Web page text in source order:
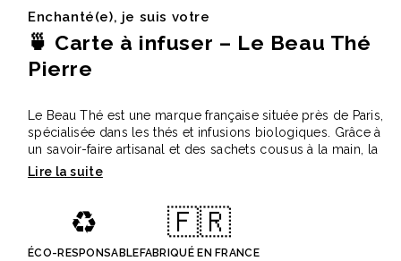
Enchanté(e), je suis votre
🍵 Carte à infuser – Le Beau Thé
Pierre
Le Beau Thé est une marque française située près de Paris,
spécialisée dans les thés et infusions biologiques. Grâce à
un savoir-faire artisanal et des sachets cousus à la main, la
marque propose des créations élégantes et originales
La carte à infuser personnalisée est un support idéal pour
transmettre un message de manière élégante et
mémorable. Personnalisez la carte ainsi que le sachet de
♻️
ÉCO-RESPONSABLE
🇫🇷
FABRIQUÉ EN FRANCE